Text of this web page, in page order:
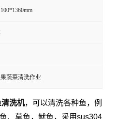
蔬菜清洗作业
洗机，可以清洗各种鱼，例
、草鱼，鱿鱼，采用sus304